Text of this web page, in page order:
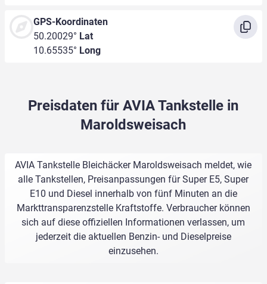
GPS-Koordinaten
50.20029° Lat
10.65535° Long
Preisdaten für AVIA Tankstelle in
Maroldsweisach
AVIA Tankstelle Bleichäcker Maroldsweisach meldet, wie
alle Tankstellen, Preisanpassungen für Super E5, Super
E10 und Diesel innerhalb von fünf Minuten an die
Markttransparenzstelle Kraftstoffe. Verbraucher können
sich auf diese offiziellen Informationen verlassen, um
jederzeit die aktuellen Benzin- und Dieselpreise
einzusehen.